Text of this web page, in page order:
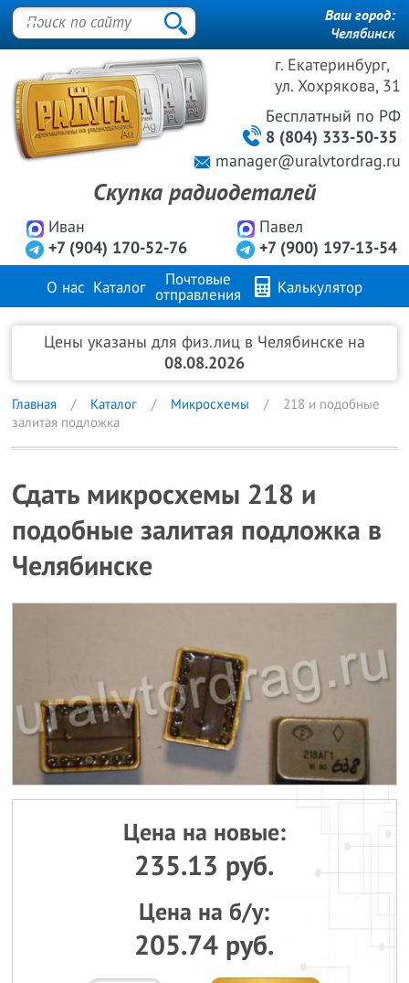
г. Екатеринбург,
ул. Хохрякова, 31
Иван
+7 (904) 170-52-76
Павел
+7 (900) 197-13-54
Бесплатный по РФ
8 (804) 333-50-35
manager@uralvtordrag.ru
Скупка радиодеталей
Ваш город:
Челябинск
О нас Каталог
Почтовые
отправления
Калькулятор
Продажа металлов Контакты
Цены указаны для физ.лиц в Челябинске на
08.08.2026
Главная Каталог Микросхемы
218 и подобные
залитая подложка
Сдать микросхемы 218 и
подобные залитая подложка в
Челябинске
Цена на новые:
235.13 руб.
Цена на б/у:
205.74 руб.